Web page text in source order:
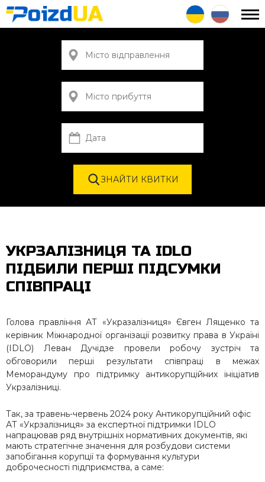
УКРЗАЛІЗНИЦЯ ТА IDLO
ПІДБИЛИ ПЕРШІ ПІДСУМКИ
СПІВПРАЦІ
Голова правління АТ «Укразалізниця» Євген Лященко та
керівник Міжнародної організації розвитку права в Україні
(IDLO) Леван Дучідзе провели робочу зустріч та
обговорили перші результати співпраці в межах
Меморандуму про підтримку антикорупційних ініціатив
Укрзалізниці.
Так, за травень-червень 2024 року Антикорупційний офіс
АТ «Укрзалізниця» за експертної підтримки IDLO
напрацював ряд внутрішніх нормативних документів, які
мають стратегічне значення для розбудови системи
запобігання корупції та формування культури
доброчесності підприємства, а саме: